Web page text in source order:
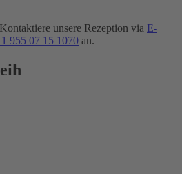
Kontaktiere unsere Rezeption via E-
955 07 15 1070 an.